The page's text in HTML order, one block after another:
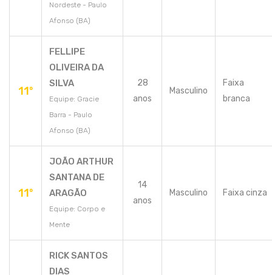
Nordeste - Paulo
Afonso (BA)
11º
FELLIPE
OLIVEIRA DA
SILVA
Equipe: Gracie
Barra - Paulo
Afonso (BA)
28
anos
Masculino
Faixa
branca
11º
JOÃO ARTHUR
SANTANA DE
ARAGÃO
Equipe: Corpo e
Mente
14
anos
Masculino Faixa cinza
RICK SANTOS
DIAS